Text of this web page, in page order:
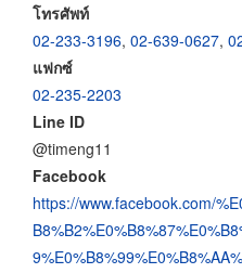
โทรศัพท์
02-233-3196, 02-639-0627,
แฟกซ์
02-235-2203
Line ID
@timeng11
Facebook
https://www.facebook.com/